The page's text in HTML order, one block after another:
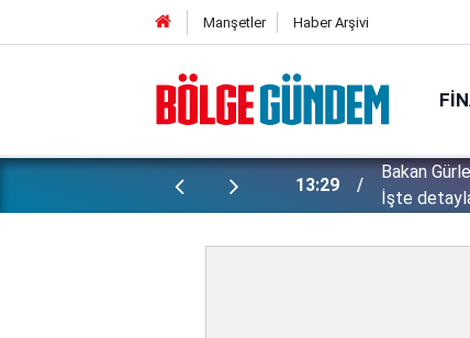
Manşetler Haber Arşivi
yapılan gizli planları deşifre etti! 13:29
Bakan
İşte